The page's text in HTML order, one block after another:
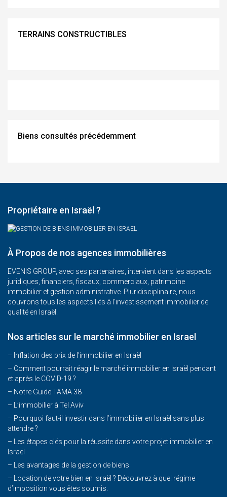
TERRAINS CONSTRUCTIBLES
Biens consultés précédemment
Propriétaire en Israël ?
À Propos de nos agences immobilières
EVENIS GROUP, avec ses partenaires, intervient dans les aspects
juridiques, financiers, fiscaux, commerciaux, patrimoine
immobilier et gestion administrative. Pluridisciplinaire, nous
couvrons tous les aspects liés à l’investissement immobilier de
qualité en Israël.
Nos articles sur le marché immobilier en Israel
– Inflation des prix de l’immobilier en Israël
– Comment pourrait réagir le marché immobilier en Israël pendant
et après le COVID-19 ?
– Notre Guide TAMA 38
–
L’immobilier à Tel Aviv
– Pourquoi faut-il investir dans l’immobilier en Israël sans plus
attendre ?
– Les étapes clés pour la réussite dans votre projet immobilier en
Israël
– Les avantages de la gestion de biens
– Location de votre bien en Israël ? Découvrez à quel régime
d’imposition vous êtes soumis.